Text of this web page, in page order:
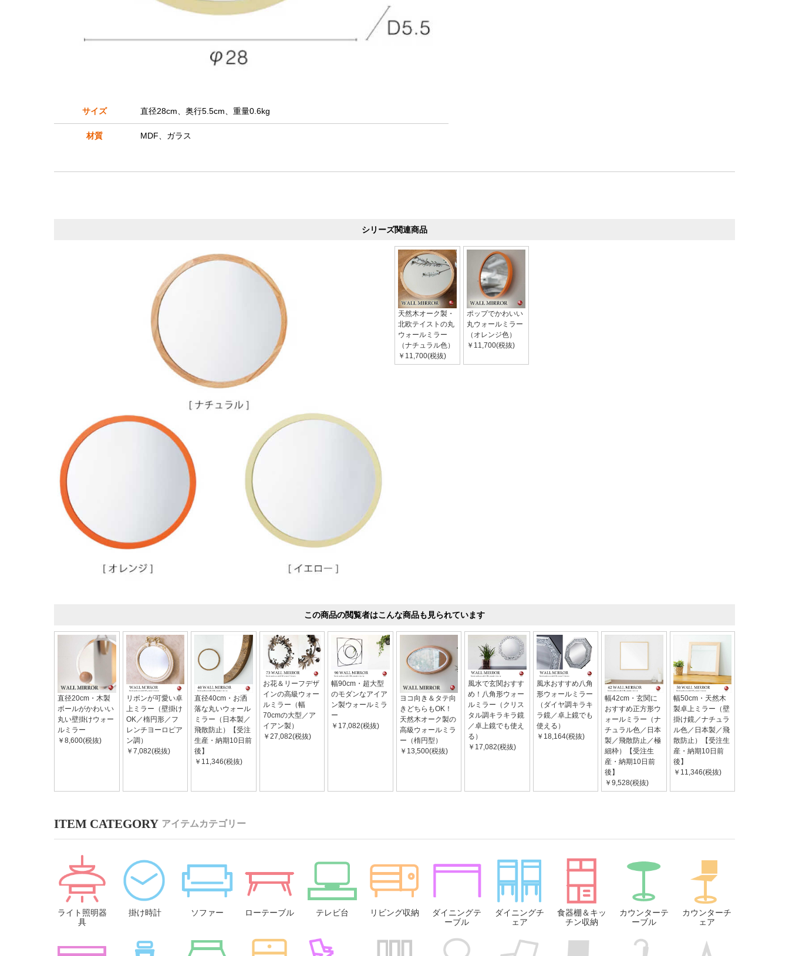
サイズ 直径28cm、奥行5.5cm、重量0.6kg
材質 MDF、ガラス
シリーズ関連商品
天然木オーク製・
北欧テイストの丸
ウォールミラー
（ナチュラル色）
￥11,700(税抜)
ポップでかわいい
丸ウォールミラー
（オレンジ色）
￥11,700(税抜)
この商品の閲覧者はこんな商品も見られています
直径20cm・木製
ボールがかわいい
丸い壁掛けウォー
ルミラー
￥8,600(税抜)
リボンが可愛い卓
上ミラー（壁掛け
OK／楕円形／フ
レンチヨーロピア
ン調）
￥7,082(税抜)
直径40cm・お洒
落な丸いウォール
ミラー（日本製／
飛散防止）【受注
生産・納期10日前
後】
￥11,346(税抜)
お花＆リーフデザ
インの高級ウォー
ルミラー（幅
70cmの大型／ア
イアン製）
￥27,082(税抜)
幅90cm・超大型
のモダンなアイア
ン製ウォールミラ
ー
￥17,082(税抜)
ヨコ向き＆タテ向
きどちらもOK！
天然木オーク製の
高級ウォールミラ
ー（楕円型）
￥13,500(税抜)
風水で玄関おすす
め！八角形ウォー
ルミラー（クリス
タル調キラキラ鏡
／卓上鏡でも使え
る）
￥17,082(税抜)
風水おすすめ八角
形ウォールミラー
（ダイヤ調キラキ
ラ鏡／卓上鏡でも
使える）
￥18,164(税抜)
幅42cm・玄関に
おすすめ正方形ウ
ォールミラー（ナ
チュラル色／日本
製／飛散防止／極
細枠）【受注生
産・納期10日前
後】
￥9,528(税抜)
幅50cm・天然木
製卓上ミラー（壁
掛け鏡／ナチュラ
ル色／日本製／飛
散防止）【受注生
産・納期10日前
後】
￥11,346(税抜)
アイテムカテゴリー
ライト照明器
具
掛け時計 ソファー ローテーブル テレビ台 リビング収納
ダイニングテ
ーブル
ダイニングチ
ェア
食器棚＆キッ
チン収納
カウンターテ
ーブル
カウンターチ
ェア